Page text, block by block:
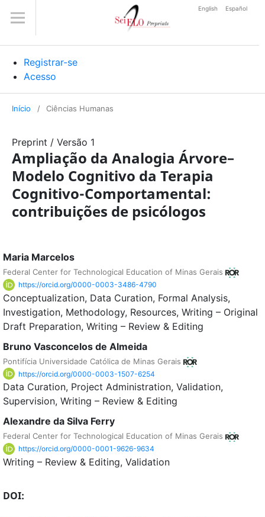
Registrar-se
Acesso
English Español
Início / Ciências Humanas
Preprint / Versão 1
Ampliação da Analogia Árvore–
Modelo Cognitivo da Terapia
Cognitivo-Comportamental:
contribuições de psicólogos
Maria Marcelos
Federal Center for Technological Education of Minas Gerais
https://orcid.org/0000-0003-3486-4790
Conceptualization Data Curation Formal Analysis
Investigation Methodology Resources Writing – Original
Draft Preparation Writing – Review & Editing
Bruno Vasconcelos de Almeida
Pontifícia Universidade Católica de Minas Gerais
https://orcid.org/0000-0003-1507-6254
Data Curation Project Administration Validation
Supervision Writing – Review & Editing
Alexandre da Silva Ferry
Federal Center for Technological Education of Minas Gerais
https://orcid.org/0000-0001-9626-9634
Writing – Review & Editing Validation
DOI: